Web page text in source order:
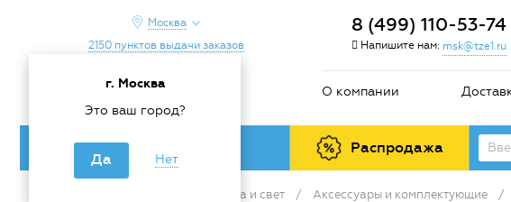
Москва
г. Москва
Это ваш город?
Да Нет
2150 пунктов выдачи заказов
8 (499) 110-53-74
Напишите нам: msk@tze1.ru
О компании
Каталог товаров Распродажа
Электрика и свет / Аксессуары и комплектующие /